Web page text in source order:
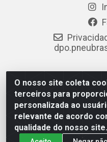
O nosso site coleta
terceiros para
personalizada ao
relevante de acordo
qualidade do nosso site.
PneuBras - Rodovia BR-
Guararapes/PE - CEP
- Pneubras